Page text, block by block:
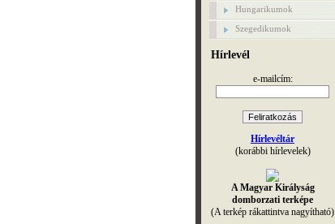
Hungarikumok
Szegedikumok
Hírlevél
e-mailcím:
Hírlevéltár
(korábbi hírlevelek)
A Magyar Királyság
domborzati terképe
(A terkép rákattintva nagyítható)